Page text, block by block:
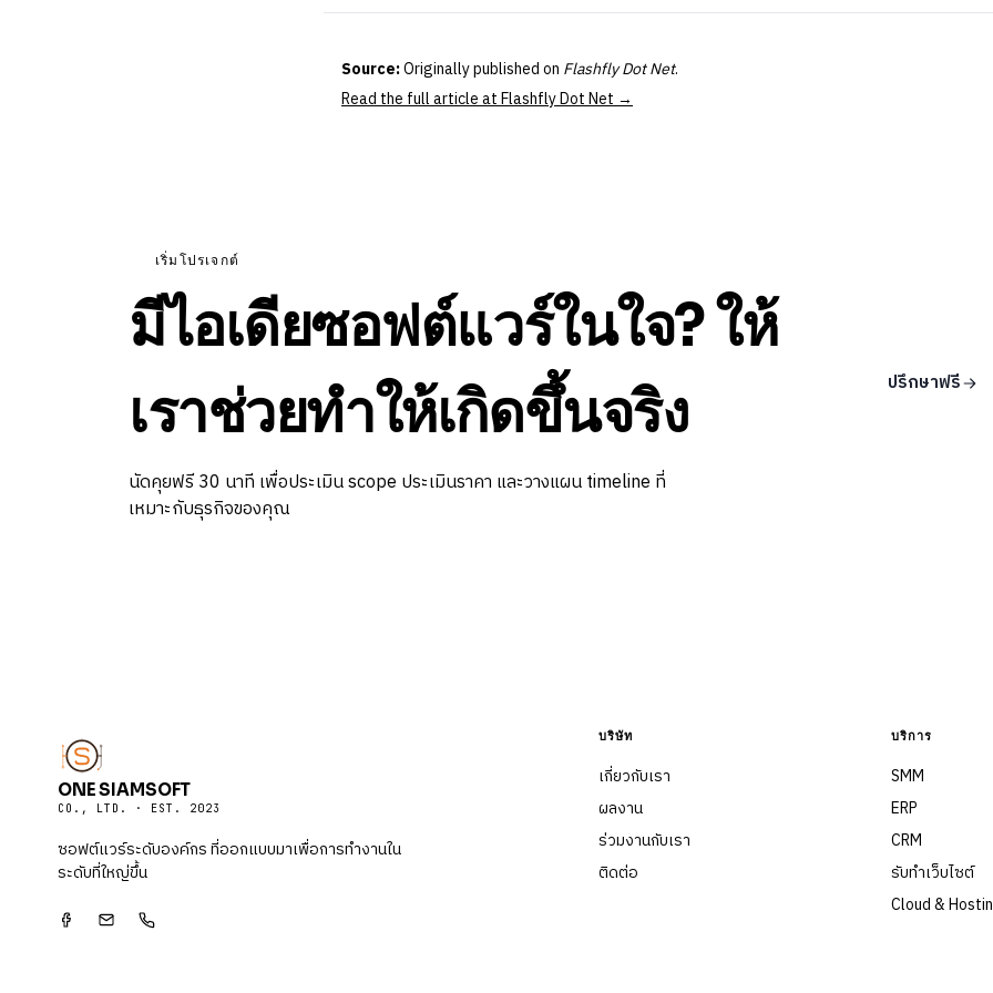
Source:Originally published on Flashfly Dot Net.
Read the full article at Flashfly Dot Net →
เริ่มโปรเจกต์
มีไอเดียซอฟต์แวร์ในใจ? ให้
เราช่วยทำให้เกิดขึ้นจริง
นัดคุยฟรี 30 นาที เพื่อประเมิน scope ประเมินราคา และวางแผน timeline ที่
เหมาะกับธุรกิจของคุณ
ปรึกษาฟรี
ONE SIAMSOFT
CO., LTD. · EST. 2023
ซอฟต์แวร์ระดับองค์กร ที่ออกแบบมาเพื่อการทำงานใน
ระดับที่ใหญ่ขึ้น
บริษัท
เกี่ยวกับเรา
ผลงาน
ร่วมงานกับเรา
ติดต่อ
บริการ
SMM
ERP
CRM
รับทำเว็บไซต์
Cloud &